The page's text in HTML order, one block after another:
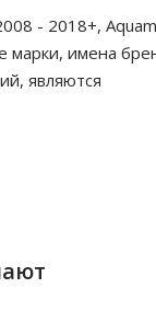
- 2018+,
марки, имена
являются